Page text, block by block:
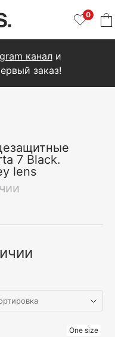
0
канал и
заказ!
7 Black.
lens
One size